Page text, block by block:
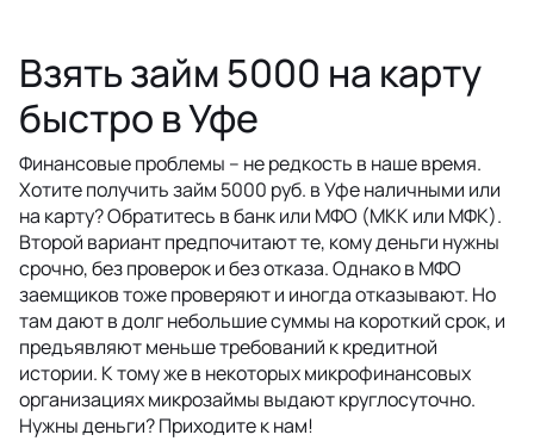
Взять займ 5000 на карту
быстро в Уфе
Финансовые проблемы – не редкость в наше время.
Хотите получить займ 5000 руб. в Уфе наличными или
на карту? Обратитесь в банк или МФО (МКК или МФК).
Второй вариант предпочитают те, кому деньги нужны
срочно, без проверок и без отказа. Однако в МФО
заемщиков тоже проверяют и иногда отказывают. Но
там дают в долг небольшие суммы на короткий срок, и
предъявляют меньше требований к кредитной
истории. К тому же в некоторых микрофинансовых
организациях микрозаймы выдают круглосуточно.
Нужны деньги? Приходите к нам!